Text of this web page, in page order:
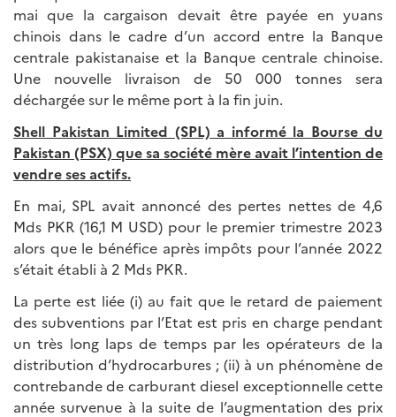
mai que la cargaison devait être payée en yuans
chinois dans le cadre d’un accord entre la Banque
centrale pakistanaise et la Banque centrale chinoise.
Une nouvelle livraison de 50 000 tonnes sera
déchargée sur le même port à la fin juin.
Shell Pakistan Limited (SPL) a informé la Bourse du
Pakistan (PSX) que sa société mère avait l’intention de
vendre ses actifs.
En mai, SPL avait annoncé des pertes nettes de 4,6
Mds PKR (16,1 M USD) pour le premier trimestre 2023
alors que le bénéfice après impôts pour l’année 2022
s’était établi à 2 Mds PKR.
La perte est liée (i) au fait que le retard de paiement
des subventions par l’Etat est pris en charge pendant
un très long laps de temps par les opérateurs de la
distribution d’hydrocarbures ; (ii) à un phénomène de
contrebande de carburant diesel exceptionnelle cette
année survenue à la suite de l’augmentation des prix